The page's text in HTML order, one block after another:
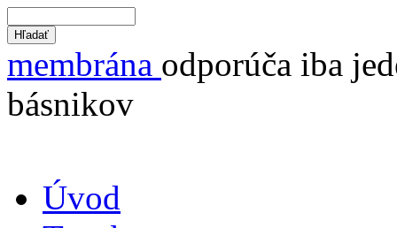
membrána odporúča iba
básnikov
Úvod